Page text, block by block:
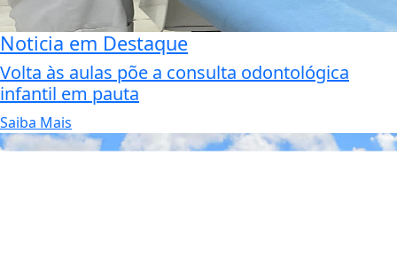
Noticia em Destaque
Volta às aulas põe a consulta odontológica
infantil em pauta
Saiba Mais